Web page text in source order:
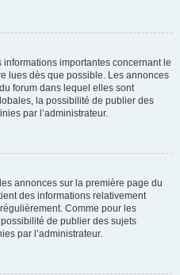
importantes concernant le
lues dès que possible. Les annonces
forum dans lequel elles sont
la possibilité de publier des
par l’administrateur.
annonces sur la première page du
des informations relativement
Comme pour les
de publier des sujets
par l’administrateur.